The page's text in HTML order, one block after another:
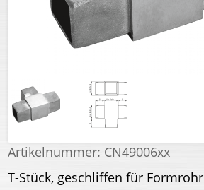
Artikelnummer: CN49006xx
T-Stück, geschliffen für Formrohr